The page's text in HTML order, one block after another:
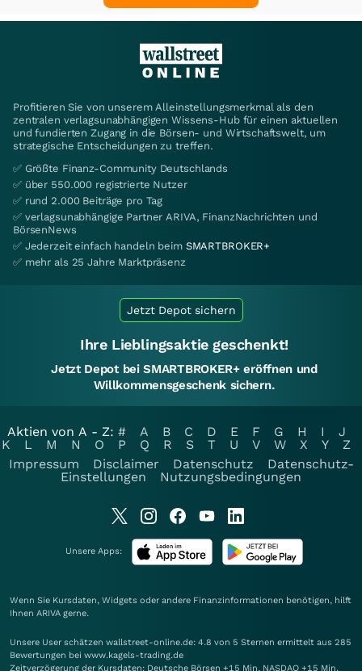
Profitieren Sie von unserem Alleinstellungsmerkmal als den
zentralen verlagsunabhängigen Wissens-Hub für einen aktuellen
und fundierten Zugang in die Börsen- und Wirtschaftswelt, um
strategische Entscheidungen zu treffen.
✅ Größte Finanz-Community Deutschlands
✅ über 550.000 registrierte Nutzer
✅ rund 2.000 Beiträge pro Tag
✅ verlagsunabhängige Partner ARIVA, FinanzNachrichten und
BörsenNews
✅ Jederzeit einfach handeln beim SMARTBROKER+
✅ mehr als 25 Jahre Marktpräsenz
Jetzt Depot sichern
Ihre Lieblingsaktie geschenkt!
Jetzt Depot bei SMARTBROKER+ eröffnen und
Willkommensgeschenk sichern.
Aktien von A - Z: # A B C D E F G H I
J
K
L M N O P Q R S T U V W X Y
Z
Impressum
Disclaimer Datenschutz
Datenschutz-
Einstellungen
Nutzungsbedingungen
Unsere Apps:
Wenn Sie Kursdaten, Widgets oder andere Finanzinformationen benötigen, hilft
Ihnen ARIVA gerne.
Unsere User schätzen wallstreet-online.de: 4.8 von 5 Sternen ermittelt aus 285
Bewertungen bei www.kagels-trading.de
Zeitverzögerung der Kursdaten: Deutsche Börsen +15 Min. NASDAQ +15 Min.